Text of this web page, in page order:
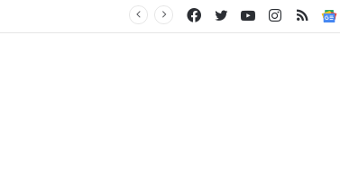
RSS
Instagram
YouTube
Twitter
Facebook